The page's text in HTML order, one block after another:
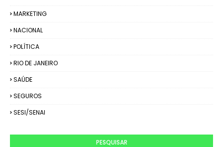
MARKETING
NACIONAL
POLÍTICA
RIO DE JANEIRO
SAÚDE
SEGUROS
SESI/SENAI
PESQUISAR